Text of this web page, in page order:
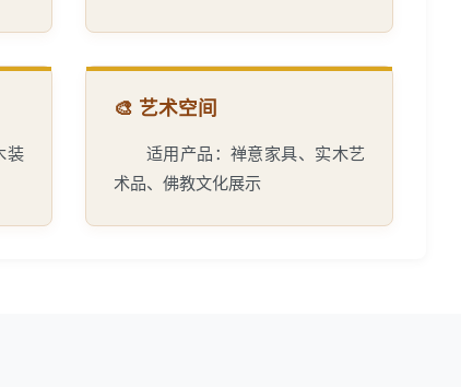
装
🎨 艺术空间
适用产品：禅意家具、实木艺
术品、佛教文化展示